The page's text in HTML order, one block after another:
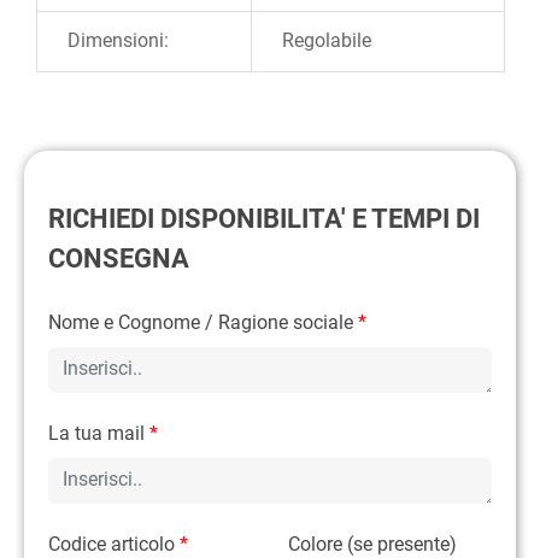
Dimensioni: Regolabile
RICHIEDI DISPONIBILITA' E TEMPI DI
CONSEGNA
Nome e Cognome / Ragione sociale *
La tua mail *
Codice articolo * Colore (se presente)